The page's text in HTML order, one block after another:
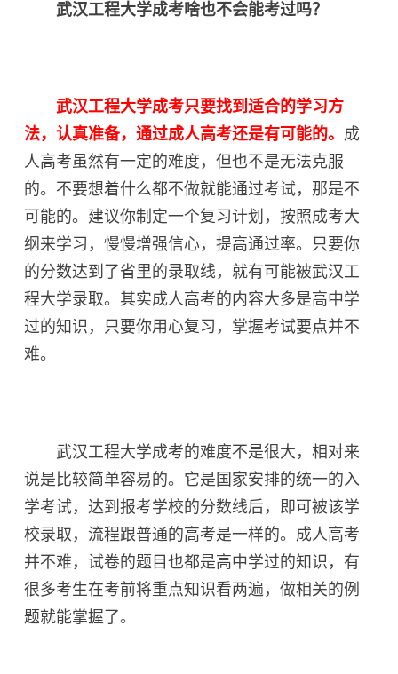
武汉工程大学成考啥也不会能考过吗？
武汉工程大学成考只要找到适合的学习方
法，认真准备，通过成人高考还是有可能的。 成
人高考虽然有一定的难度，但也不是无法克服
的。不要想着什么都不做就能通过考试，那是不
可能的。建议你制定一个复习计划，按照成考大
纲来学习，慢慢增强信心，提高通过率。只要你
的分数达到了省里的录取线，就有可能被武汉工
程大学录取。其实成人高考的内容大多是高中学
过的知识，只要你用心复习，掌握考试要点并不
难。
武汉工程大学成考的难度不是很大，相对来
说是比较简单容易的。它是国家安排的统一的入
学考试，达到报考学校的分数线后，即可被该学
校录取，流程跟普通的高考是一样的。成人高考
并不难，试卷的题目也都是高中学过的知识，有
很多考生在考前将重点知识看两遍，做相关的例
题就能掌握了。